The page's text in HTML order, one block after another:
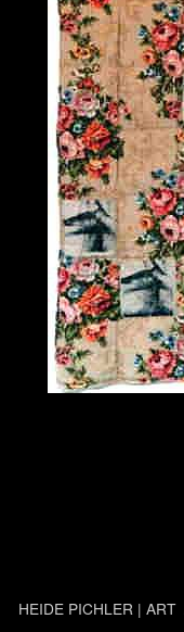
HEIDE PICHLER | ART